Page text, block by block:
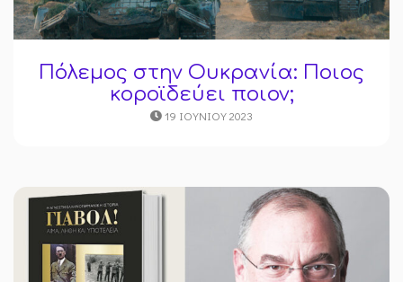
Πόλεμος στην Ουκρανία: Ποιος
κοροϊδεύει ποιον;
19 ΙΟΥΝΊΟΥ 2023